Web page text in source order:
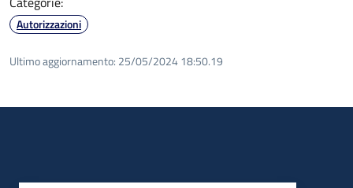
Autorizzazioni
Ultimo aggiornamento: 25/05/2024 18:50.19